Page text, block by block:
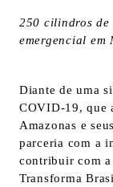
250 cilindros
emergencial em
Diante de uma
COVID-19, que
Amazonas e
parceria com a
contribuir com a
Transforma